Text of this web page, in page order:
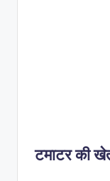
टमाटर की